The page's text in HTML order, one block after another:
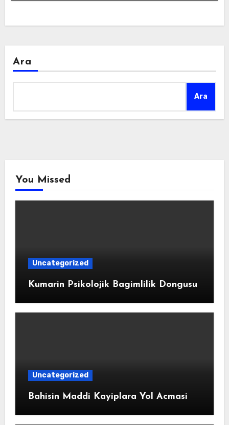
Ara
Ara
You Missed
Uncategorized
Kumarin Psikolojik Bagimlilik Dongusu
Uncategorized
Bahisin Maddi Kayiplara Yol Acmasi